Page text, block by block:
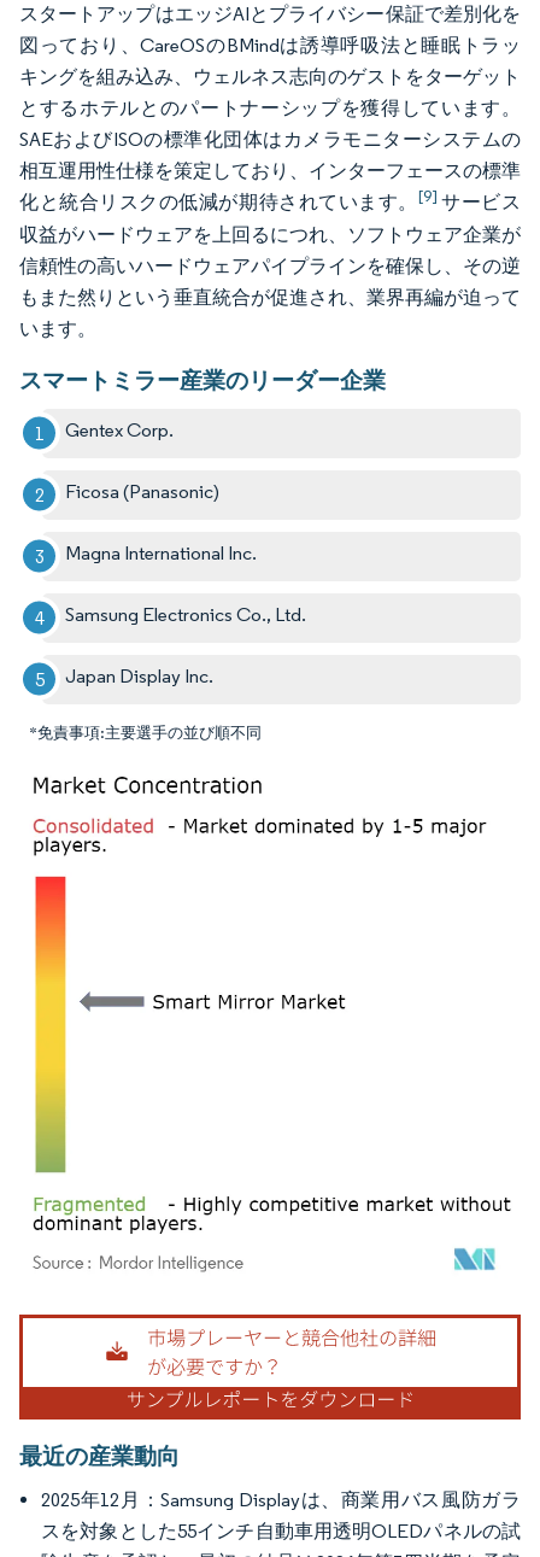
スタートアップはエッジAIとプライバシー保証で差別化を
図っており、CareOSのBMindは誘導呼吸法と睡眠トラッ
キングを組み込み、ウェルネス志向のゲストをターゲット
とするホテルとのパートナーシップを獲得しています。
SAEおよびISOの標準化団体はカメラモニターシステムの
相互運用性仕様を策定しており、インターフェースの標準
化と統合リスクの低減が期待されています。 [9] サービス
収益がハードウェアを上回るにつれ、ソフトウェア企業が
信頼性の高いハードウェアパイプラインを確保し、その逆
もまた然りという垂直統合が促進され、業界再編が迫って
います。
スマートミラー産業のリーダー企業
Gentex Corp.
Ficosa (Panasonic)
Magna International Inc.
Samsung Electronics Co., Ltd.
Japan Display Inc.
*免責事項:主要選手の並び順不同
画像 © Mordor Intelligence。再利用にはCC BY 4.0の表示が必要です。
最近の産業動向
2025年12月：Samsung Displayは、商業用バス風防ガラ
スを対象とした55インチ自動車用透明OLEDパネルの試